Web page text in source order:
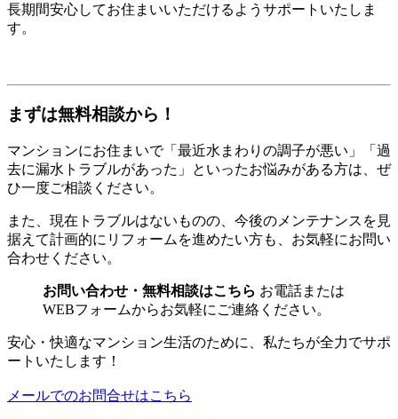
長期間安心してお住まいいただけるようサポートいたしま
す。
まずは無料相談から！
マンションにお住まいで「最近水まわりの調子が悪い」「過
去に漏水トラブルがあった」といったお悩みがある方は、ぜ
ひ一度ご相談ください。
また、現在トラブルはないものの、今後のメンテナンスを見
据えて計画的にリフォームを進めたい方も、お気軽にお問い
合わせください。
お問い合わせ・無料相談はこちら お電話または
WEBフォームからお気軽にご連絡ください。
安心・快適なマンション生活のために、私たちが全力でサポ
ートいたします！
メールでのお問合せはこちら